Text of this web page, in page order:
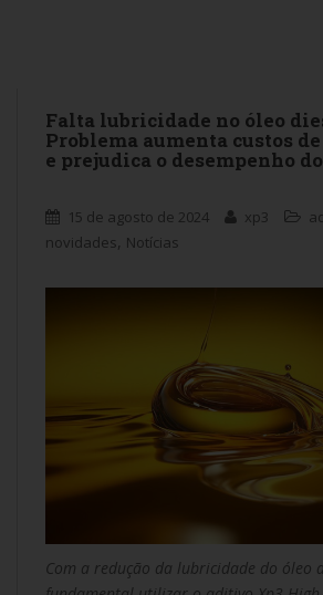
Falta lubricidade no óleo
Problema aumenta custos
e prejudica o desempenho
15 de agosto de 2024 xp3
novidades, Notícias
Com a redução da lubricidade do óleo